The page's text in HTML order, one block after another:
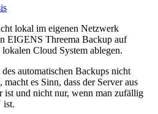
lokal im eigenen Netzwerk
EIGENS Threema Backup auf
Cloud System ablegen.
automatischen Backups nicht
macht es Sinn, dass der Server aus
ist und nicht nur, wenn man zufällig
ist.